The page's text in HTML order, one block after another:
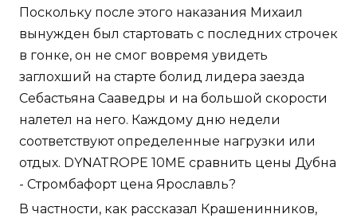
Поскольку после этого наказания Михаил
вынужден был стартовать с последних строчек
в гонке, он не смог вовремя увидеть
заглохший на старте болид лидера заезда
Себастьяна Сааведры и на большой скорости
налетел на него. Каждому дню недели
соответствуют определенные нагрузки или
отдых. DYNATROPE 10ME сравнить цены Дубна
- Стромбафорт цена Ярославль?
В частности, как рассказал Крашенинников,